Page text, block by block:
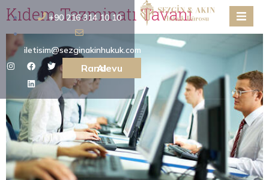
+90 216 314 10 10
iletisim@sezginakinhukuk.com
Randevu Al
Kıdem Tazminatı Tavanı